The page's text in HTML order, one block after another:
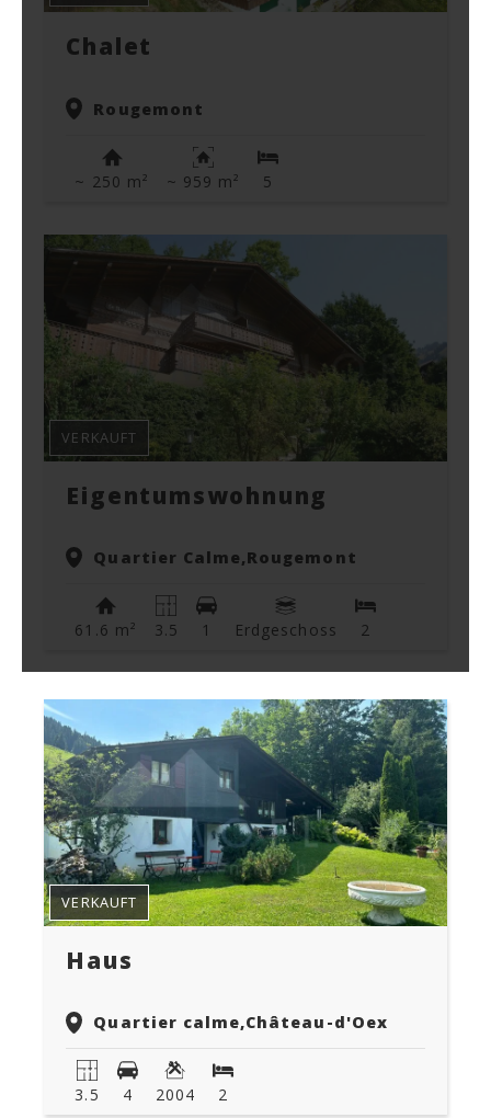
Chalet
Rougemont
~ 250 m² ~ 959 m² 5
Eigentumswohnung
Quartier Calme,Rougemont
VERKAUFT
61.6 m² 3.5 1 Erdgeschoss 2
Haus
Quartier calme,Château-d'Oex
VERKAUFT
3.5 4 2004 2